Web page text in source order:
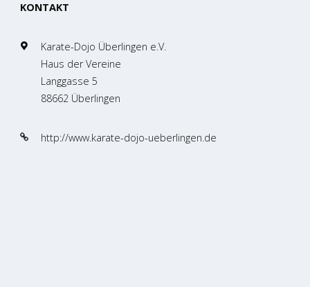
KONTAKT
Karate-Dojo Überlingen e.V.
Haus der Vereine
Langgasse 5
88662 Überlingen
http://www.karate-dojo-ueberlingen.de